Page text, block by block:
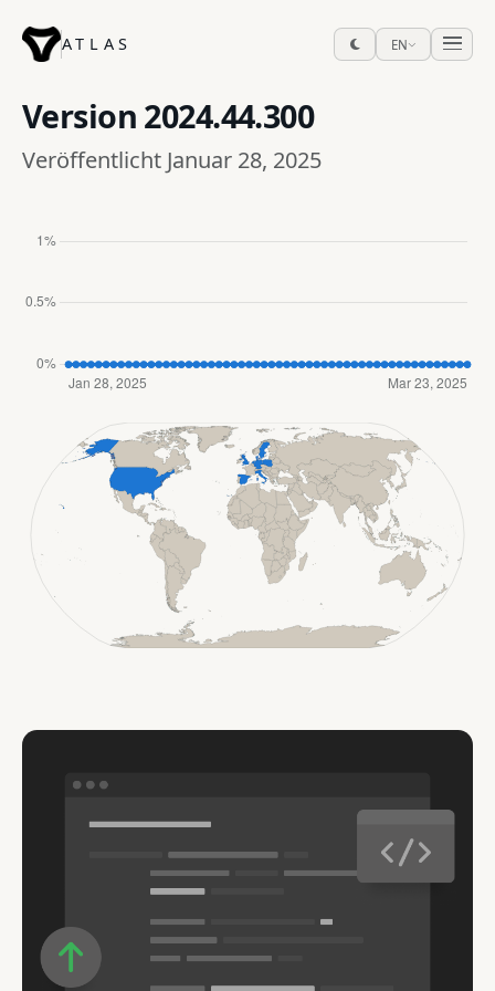
ATLAS EN
Version 2024.44.300
Veröffentlicht Januar 28, 2025